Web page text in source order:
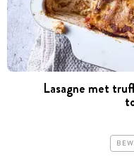
Lasagne met